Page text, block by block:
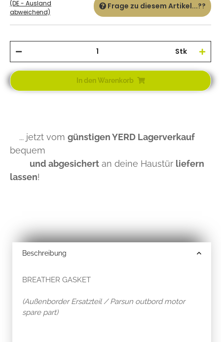
(DE - Ausland
abweichend)
Frage zu diesem Artikel...??
Stk
In den Warenkorb
... jetzt vom günstigen YERD Lagerverkauf
bequem
und abgesichert an deine Haustür liefern
lassen!
Beschreibung
BREATHER GASKET
(Außenborder Ersatzteil / Parsun outbord motor
spare part)